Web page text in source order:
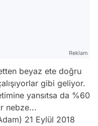
Reklam
beyaz ete doğru
gibi geliyor.
yansıtsa da %60
nebze...
21 Eylül 2018